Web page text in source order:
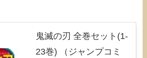
鬼滅の刃 全巻セット(1-
23巻) （ジャンプコミ